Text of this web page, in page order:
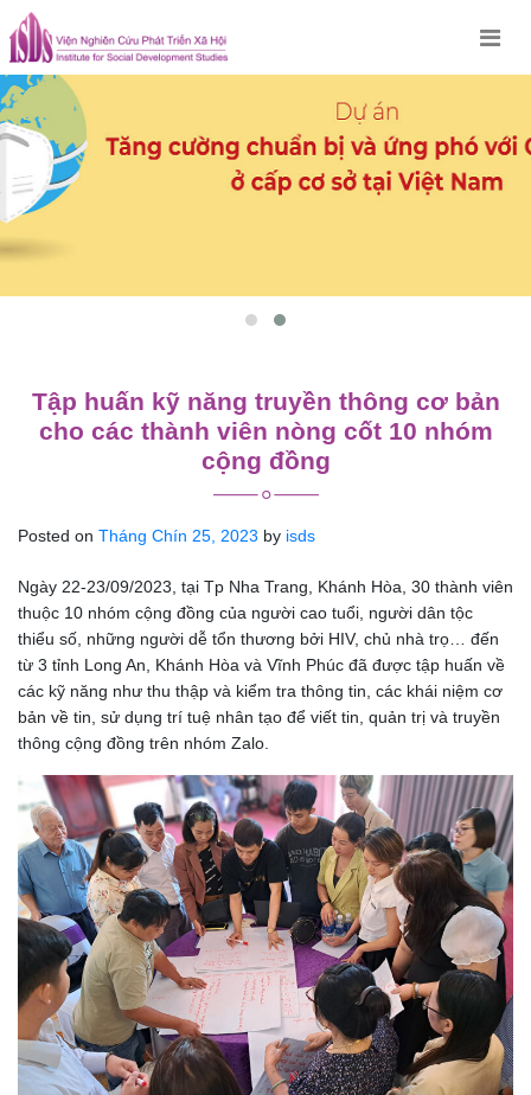
Skip
to
content
Tập huấn kỹ năng truyền thông cơ bản
cho các thành viên nòng cốt 10 nhóm
cộng đồng
Posted on Tháng Chín 25, 2023 by isds
Ngày 22-23/09/2023, tại Tp Nha Trang, Khánh Hòa, 30 thành viên
thuộc 10 nhóm cộng đồng của người cao tuổi, người dân tộc
thiểu số, những người dễ tổn thương bởi HIV, chủ nhà trọ… đến
từ 3 tỉnh Long An, Khánh Hòa và Vĩnh Phúc đã được tập huấn về
các kỹ năng như thu thập và kiểm tra thông tin, các khái niệm cơ
bản về tin, sử dụng trí tuệ nhân tạo để viết tin, quản trị và truyền
thông cộng đồng trên nhóm Zalo.